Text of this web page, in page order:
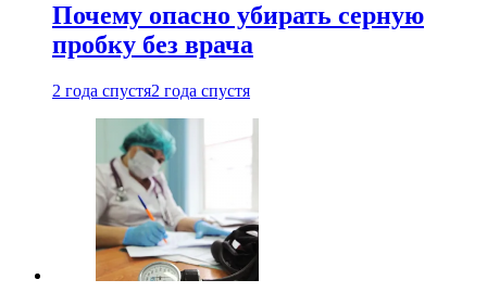
Почему опасно убирать серную
пробку без врача
2 года спустя2 года спустя